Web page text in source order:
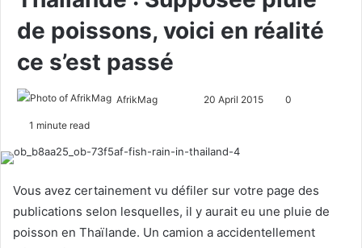
de poissons, voici en réalité
ce s’est passé
AfrikMag
w
o
n
d
n
e
m
20 April 2015 0
1 minute read
Vous avez certainement vu défiler sur votre page des
publications selon lesquelles, il y aurait eu une pluie de
poisson en Thaïlande. Un camion a accidentellement